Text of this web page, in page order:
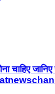
चाहिए जानिए